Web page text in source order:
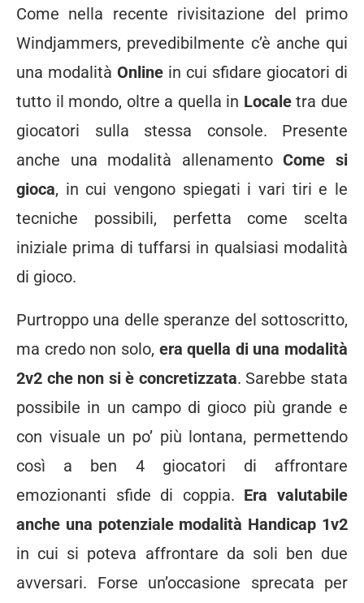
Come nella recente rivisitazione del primo
Windjammers, prevedibilmente c’è anche qui
una modalità Online in cui sfidare giocatori di
tutto il mondo, oltre a quella in Localetra due
giocatori sulla stessa console. Presente
anche una modalità allenamentoCome si
gioca, in cui vengono spiegati i vari tiri e le
tecniche possibili, perfetta come scelta
iniziale prima di tuffarsi in qualsiasi modalità
di gioco.
Purtroppo una delle speranze del sottoscritto,
ma credo non solo, era quella di una modalità
2v2 che non si è concretizzata. Sarebbe stata
possibile in un campo di gioco più grande e
con visuale un po’ più lontana, permettendo
così a ben 4 giocatori di affrontare
emozionanti sfide di coppia. Era valutabile
anche una potenziale modalità Handicap 1v2
in cui si poteva affrontare da soli ben due
avversari. Forse un’occasione sprecata per